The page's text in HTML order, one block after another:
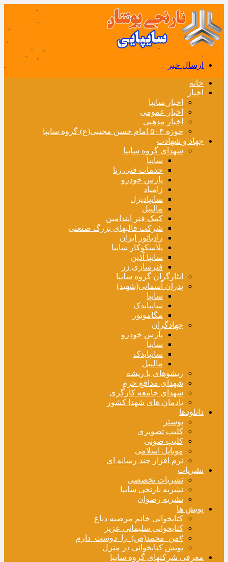
ارسال خبر
خانه
اخبار
اخبار سایپا
اخبار عمومی
اخبار مذهبی
حوزه ۵۰۳ امام حسن مجتبی(ع) گروه سایپا
جهاد و شهادت
شهدای گروه سایپا
سایپا
خدمات فنی رنا
پارس خودرو
زامیاد
سایپادیزل
مالیبل
کمک فنر ایندامین
شرکت قالبهای بزرگ صنعتی
رادیاتور ایران
پلاسکوکار سایپا
سایپا آذین
فنرسازی زر
ایثارگران گروه سایپا
پدران آسمانی(شهید)
سایپا
سایپایدک
مگاموتور
جهادگران
پارس خودرو
سایپا
سایپایدک
مالیبل
ریشوهای با ریشه
شهدای مدافع حرم
شهدای جامعه کارگری
یادمان های شهدا کشور
دانلودها
پوستر
کلیپ تصویری
کلیپ صوتی
موبایل اسلامی
نرم افزار چند رسانه ای
نشریات
نشریات تخصصی
نشریه نارنجی سایپا
نشریه رضوان
پویش ها
کتابخوانی خانم مرضیه دباغ
کتابخوانی سلیمانی عزیز
#من_محمد(ص)_را_دوست_دارم
پویش کتابخوانی در منزل
معرفی شرکتهای گروه سایپا